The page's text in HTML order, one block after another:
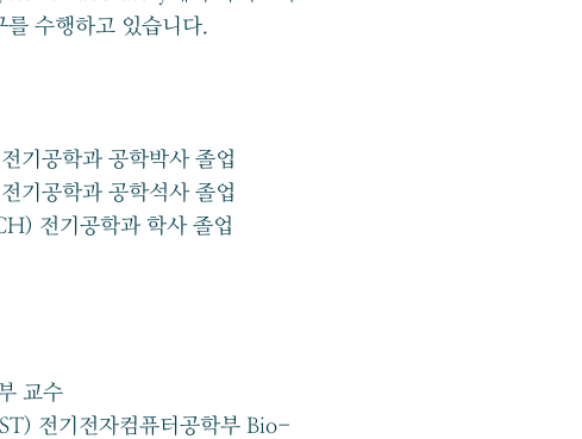
수행하고 있습니다.
기공학과 공학박사 졸업
기공학과 공학석사 졸업
전기공학과 학사 졸업
교수​
전기전자컴퓨터공학부 Bio-